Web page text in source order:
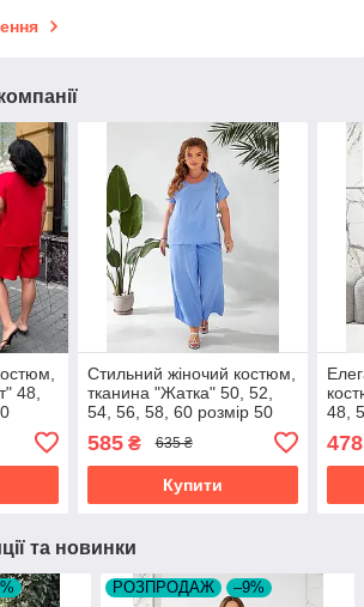
48,
Стильний жіночий костюм,
тканина "Жатка" 50, 52,
54, 56, 58, 60 розмір 50
585₴ 635 ₴
Купити
48,
478
та новинки
РОЗПРОДАЖ –9%